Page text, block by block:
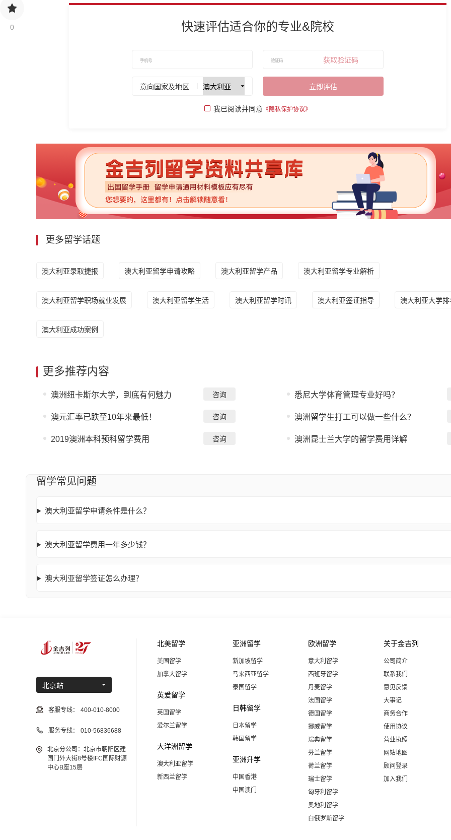
0 快速评估适合你的专业&院校
获取验证码
意向国家及地区 立即评估
我已阅读并同意 《隐私保护协议》
更多留学话题
澳大利亚录取捷报 澳大利亚留学申请攻略 澳大利亚留学产品 澳大利亚留学专业解析
澳大利亚留学职场就业发展 澳大利亚留学生活 澳大利亚留学时讯 澳大利亚签证指导 澳大利亚大学排
澳大利亚成功案例
更多推荐内容
澳洲纽卡斯尔大学，到底有何魅力 咨询 悉尼大学体育管理专业好吗？
澳元汇率已跌至10年来最低！ 咨询 澳洲留学生打工可以做一些什么？
2019澳洲本科预科留学费用 咨询 澳洲昆士兰大学的留学费用详解
留学常见问题
澳大利亚留学申请条件是什么？
澳大利亚留学费用一年多少钱？
澳大利亚留学签证怎么办理？
北京站
客服专线： 400-010-8000
服务专线： 010-56836688
北京分公司：北京市朝阳区建
国门外大街8号楼IFC国际财源
中心B座15层
北美留学
美国留学
加拿大留学
英爱留学
英国留学
爱尔兰留学
大洋洲留学
澳大利亚留学
新西兰留学
亚洲留学
新加坡留学
马来西亚留学
泰国留学
日韩留学
日本留学
韩国留学
亚洲升学
中国香港
中国澳门
欧洲留学
意大利留学
西班牙留学
丹麦留学
法国留学
德国留学
挪威留学
瑞典留学
芬兰留学
荷兰留学
瑞士留学
匈牙利留学
奥地利留学
白俄罗斯留学
关于金吉列
公司简介
联系我们
意见反馈
大事记
商务合作
使用协议
营业执照
网站地图
顾问登录
加入我们